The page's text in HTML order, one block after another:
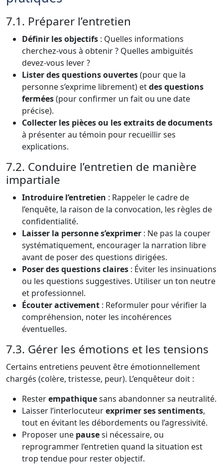
7.1. Préparer l’entretien
Définir les objectifs : Quelles informations
cherchez-vous à obtenir ? Quelles ambiguïtés
devez-vous lever ?
Lister des questions ouvertes(pour que la
personne s’exprime librement) etdes questions
fermées(pour confirmer un fait ou une date
précise).
Collecter les pièces ou les extraits de documents
à présenter au témoin pour recueillir ses
explications.
7.2. Conduire l’entretien de manière
impartiale
Introduire l’entretien : Rappeler le cadre de
l’enquête, la raison de la convocation, les règles de
confidentialité.
Laisser la personne s’exprimer : Ne pas la couper
systématiquement, encourager la narration libre
avant de poser des questions dirigées.
Poser des questions claires : Éviter les insinuations
ou les questions suggestives. Utiliser un ton neutre
et professionnel.
Écouter activement : Reformuler pour vérifier la
compréhension, noter les incohérences
éventuelles.
7.3. Gérer les émotions et les tensions
Certains entretiens peuvent être émotionnellement
chargés (colère, tristesse, peur). L’enquêteur doit :
Resterempathiquesans abandonner sa neutralité.
Laisser l’interlocuteurexprimer ses sentiments,
tout en évitant les débordements ou l’agressivité.
Proposer une pausesi nécessaire, ou
reprogrammer l’entretien quand la situation est
trop tendue pour rester objectif.